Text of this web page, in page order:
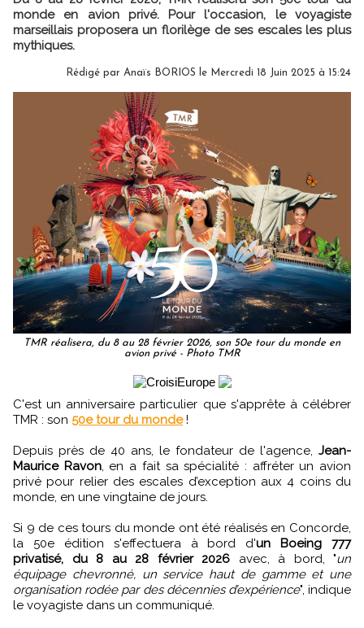
monde en avion privé. Pour l'occasion, le voyagiste
marseillais proposera un florilège de ses escales les plus
mythiques.
Rédigé par Anaïs BORIOS le Mercredi 18 Juin 2025 à 15:24
TMR réalisera, du 8 au 28 février 2026, son 50e tour du monde en
avion privé - Photo TMR
C'est un anniversaire particulier que s'apprête à célébrer
TMR : son 50e tour du monde!
Depuis près de 40 ans, le fondateur de l'agence, Jean-
Maurice Ravon, en a fait sa spécialité : affréter un avion
privé pour relier des escales d’exception aux 4 coins du
monde, en une vingtaine de jours.
Si 9 de ces tours du monde ont été réalisés en Concorde,
la 50e édition s'effectuera à bord d'un Boeing 777
privatisé, du 8 au 28 février 2026 avec, à bord, "un
équipage chevronné, un service haut de gamme et une
organisation rodée par des décennies d’expérience", indique
le voyagiste dans un communiqué.